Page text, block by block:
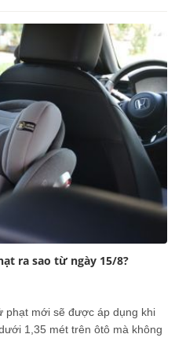
ra sao từ ngày 15/8?
phạt mới sẽ được áp dụng khi
1,35 mét trên ôtô mà không